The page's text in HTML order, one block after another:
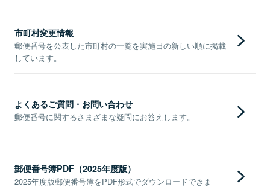
市町村変更情報
郵便番号を公表した市町村の一覧を実施日の新しい順に掲載
しています。
よくあるご質問・お問い合わせ
郵便番号に関するさまざまな疑問にお答えします。
郵便番号簿PDF（2025年度版）
2025年度版郵便番号簿をPDF形式でダウンロードできま